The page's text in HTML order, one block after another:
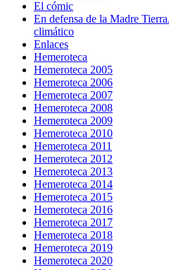
El cómic
En defensa de la Madre
climático
Enlaces
Hemeroteca
Hemeroteca 2005
Hemeroteca 2006
Hemeroteca 2007
Hemeroteca 2008
Hemeroteca 2009
Hemeroteca 2010
Hemeroteca 2011
Hemeroteca 2012
Hemeroteca 2013
Hemeroteca 2014
Hemeroteca 2015
Hemeroteca 2016
Hemeroteca 2017
Hemeroteca 2018
Hemeroteca 2019
Hemeroteca 2020